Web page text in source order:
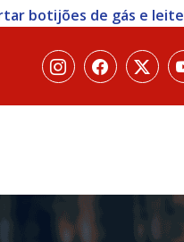
botijões de gás e leite